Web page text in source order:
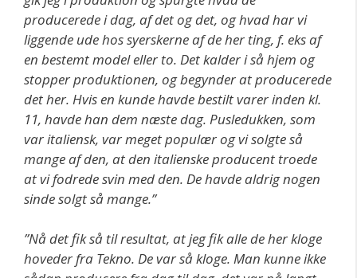
producerede i dag, af det og det, og hvad har vi
liggende ude hos syerskerne af de her ting, f. eks af
en bestemt model eller to. Det kalder i så hjem og
stopper produktionen, og begynder at producerede
det her. Hvis en kunde havde bestilt varer inden kl.
11, havde han dem næste dag. Pusledukken, som
var italiensk, var meget populær og vi solgte så
mange af den, at den italienske producent troede
at vi fodrede svin med den. De havde aldrig nogen
sinde solgt så mange.”
”Nå det fik så til resultat, at jeg fik alle de her kloge
hoveder fra Tekno. De var så kloge. Man kunne ikke